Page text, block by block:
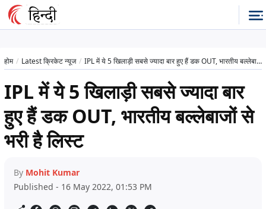
होम Latest क्रिकेट न्यूज IPL में ये 5 खिलाड़ी सबसे ज्यादा बार हुए हैं डक OUT, भारतीय बल्लेबाजों से भरी है लिस्ट
IPL में ये 5 खिलाड़ी सबसे ज्यादा बार
हुए हैं डक OUT, भारतीय बल्लेबाजों से
भरी है लिस्ट
By Mohit Kumar
Published - 16 May 2022, 01:53 PM